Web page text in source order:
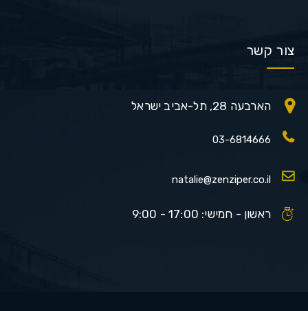
צור קשר
הארבעה 28, תל-אביב ישראל
03-6814666
natalie@zenziper.co.il
ראשון - חמישי: 17:00 - 9:00